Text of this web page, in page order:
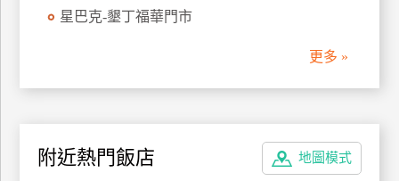
作
星巴克-墾丁福華門市
更多 »
地圖模式
附近熱門飯店